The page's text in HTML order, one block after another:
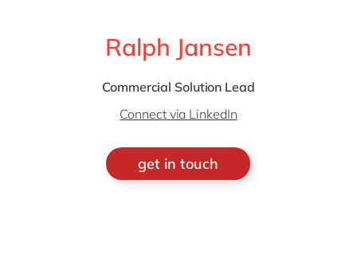
Ralph Jansen
Commercial Solution Lead
Connect via LinkedIn
get in touch